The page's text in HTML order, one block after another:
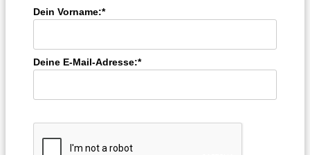
Dein Vorname:*
Deine E-Mail-Adresse:*